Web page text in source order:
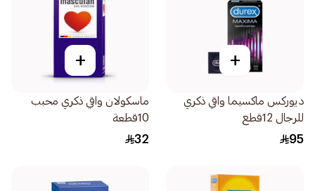
+
ديوركس ماكسيما واقي ذكري
للرجال 12قطع
95
+
ماسكولان واقي ذكري محبب
10قطعة
32